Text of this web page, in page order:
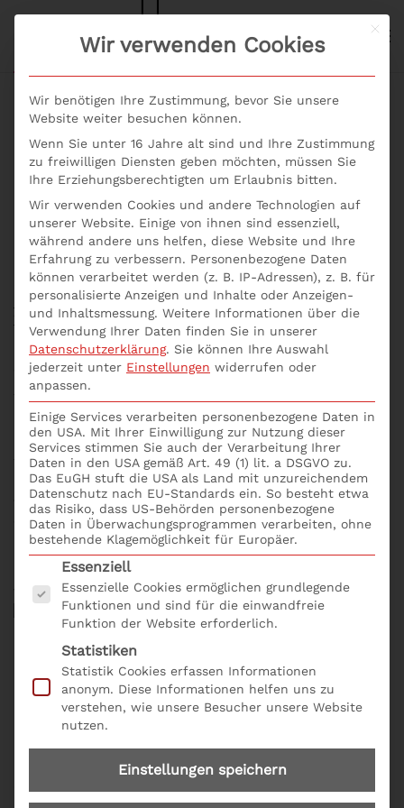
Skip to main content
Was bedeutet
Rentabilität und
Liquidität?
Geschrieben vonp537752am 14. April 2021. Veröffentlicht in
Inhouse Seminare,Seminar ,Seminare, Seminare Aktuell
Was bedeutet Rentabilität und Liquidität?.
Was bedeutet Accounting und Controlling? Bist du
fit & proper im Rechnungswesen und Controlling?
Mit Seminare Rechnungswesen und Seminare
Controlling erhältst du die wichtigsten Instrumente
für eine aktive Steuerung des Unternehmens.
Herausforderung Digitalisierung: Mit der digitalen
Transformation stehen plötzlich gesamte
Wertschöpfungsketten eines Unternehmens auf dem
Prüfstand. Dies reicht von der Geschäftsidee über die
Entwicklung von Produkten oder Dienstleistungen,
vom Einkauf bis hin zu Verkauf und Service.
Zielgruppe des Seminars: Was
bedeutet Rentabilität und
Liquidität?:
Geschäftsführer
Mit
Wir verwenden Cookies
Wir benötigen Ihre Zustimmung, bevor Sie unsere
Website weiter besuchen können.
Wenn Sie unter 16 Jahre alt sind und Ihre Zustimmung
zu freiwilligen Diensten geben möchten, müssen Sie
Ihre Erziehungsberechtigten um Erlaubnis bitten.
Wir verwenden Cookies und andere Technologien auf
unserer Website. Einige von ihnen sind essenziell,
während andere uns helfen, diese Website und Ihre
Erfahrung zu verbessern. Personenbezogene Daten
können verarbeitet werden (z. B. IP-Adressen), z. B. für
personalisierte Anzeigen und Inhalte oder Anzeigen-
und Inhaltsmessung. Weitere Informationen über die
Verwendung Ihrer Daten finden Sie in unserer
Datenschutzerklärung. Sie können Ihre Auswahl
jederzeit unter Einstellungen widerrufen oder
anpassen.
Einige Services verarbeiten personenbezogene Daten in
den USA. Mit Ihrer Einwilligung zur Nutzung dieser
Services stimmen Sie auch der Verarbeitung Ihrer
Daten in den USA gemäß Art. 49 (1) lit. a DSGVO zu.
Das EuGH stuft die USA als Land mit unzureichendem
Datenschutz nach EU-Standards ein. So besteht etwa
das Risiko, dass US-Behörden personenbezogene
Daten in Überwachungsprogrammen verarbeiten, ohne
bestehende Klagemöglichkeit für Europäer.
Es folgt eine Liste der Service-Gruppen, für die
Essenziell
Essenzielle Cookies ermöglichen grundlegende
Funktionen und sind für die einwandfreie
Funktion der Website erforderlich.
Statistiken
Statistik Cookies erfassen Informationen
anonym. Diese Informationen helfen uns zu
verstehen, wie unsere Besucher unsere Website
nutzen.
Einstellungen speichern